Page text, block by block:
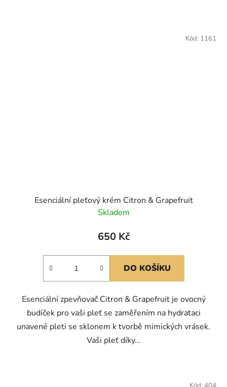
Esenciální pleťový krém Citron & Grapefruit
Skladem
650 Kč
DO KOŠÍKU
Esenciální zpevňovač Citron & Grapefruit je ovocný
budíček pro vaši pleť se zaměřením na hydrataci
unavené pleti se sklonem k tvorbě mimických vrásek.
Vaši pleť díky...
Kód: 1161